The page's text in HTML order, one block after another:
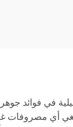
في فوائد
أي مصروفات